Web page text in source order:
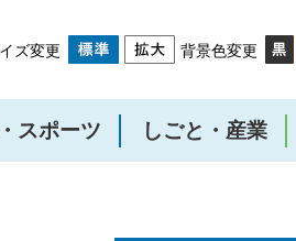
ズ変更 背景色変更
スポーツ しごと・産業